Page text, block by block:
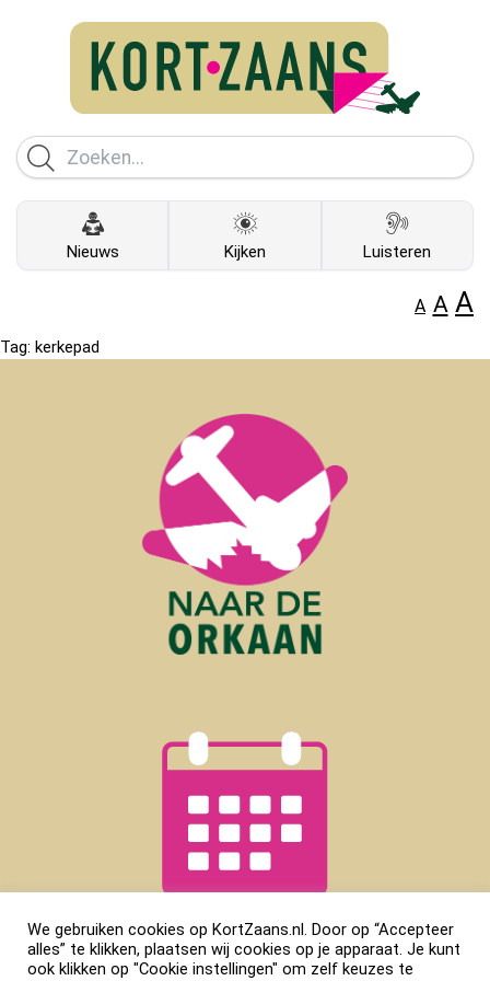
Nieuws Kijken Luisteren
A A A
Tag: kerkepad
We gebruiken cookies op KortZaans.nl. Door op “Accepteer
alles” te klikken, plaatsen wij cookies op je apparaat. Je kunt
ook klikken op "Cookie instellingen" om zelf keuzes te